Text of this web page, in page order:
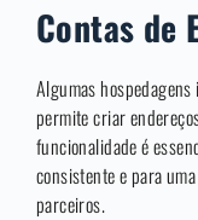
Contas de
Algumas
permite criar
funcionalidade é
consistente e para
parceiros.